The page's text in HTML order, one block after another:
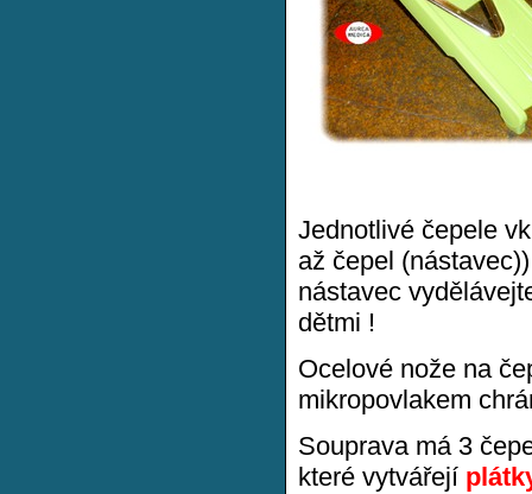
Jednotlivé čepele
až čepel
nástavec
dětmi !
Ocelové nože na
mikropovlakem
Souprava má 3
které vytvářejí